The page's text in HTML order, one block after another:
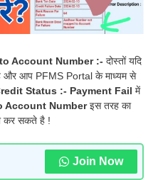
Account Number :- दोस्तों यदि
और आप PFMS Portal के माध्यम से
Status :- Payment Fail में
Account Numberइस तरह का
कर सकते है !
Join Now